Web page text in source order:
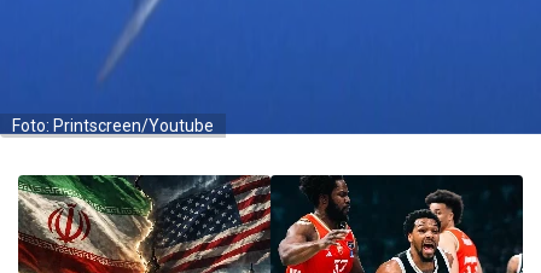
Foto: Printscreen/Youtube